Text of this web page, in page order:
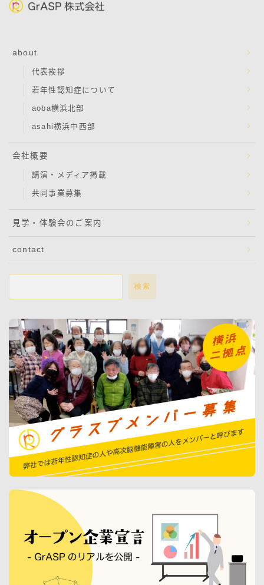
about
代表挨拶
若年性認知症について
aoba横浜北部
asahi横浜中西部
会社概要
講演・メディア掲載
共同事業募集
見学・体験会のご案内
contact
検索